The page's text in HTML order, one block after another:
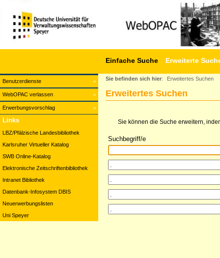
Benutzerdienste
WebOPAC verlassen
Erwerbungsvorschlag
Einfache Suche Erweiterte
Links
LBZ/Pfälzische Landesbibliothek
Karlsruher Virtueller Katalog
SWB Online-Katalog
Elektronische Zeitschriftenbibliothek
Intranet Bibliothek
Datenbank-Infosystem DBIS
Neuerwerbungslisten
Uni Speyer
Sie befinden sich hier: Erweitertes Suchen
Erweitertes Suchen
Sie können die Suche erweitern,
Suchbegriff/e